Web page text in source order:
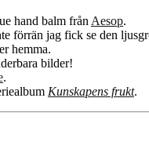
hand balm från Aesop.
förrän jag fick se den
hemma.
bilder!
.
Kunskapens frukt.